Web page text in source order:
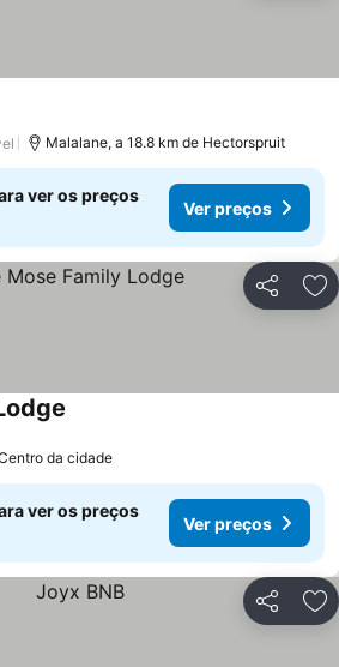
Malalane, a 18.8 km de Hectorspruit
ver os preços
Ver preços
Partilhar
da cidade
ver os preços
Ver preços
Partilhar